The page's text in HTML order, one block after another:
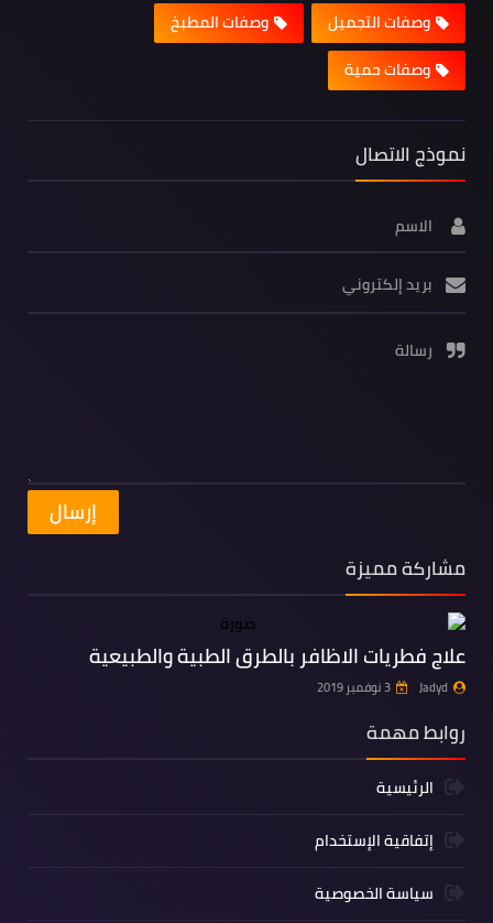
وصفات التجميل
وصفات المطبخ
وصفات حمية
نموذج الاتصال
الاسم
بريد إلكتروني
رسالة
مشاركة مميزة
علاج فطريات الاظافر بالطرق الطبية والطبيعية
Jadyd 3 نوفمبر 2019
روابط مهمة
الرئيسية
إتفاقية الإستخدام
سياسة الخصوصية